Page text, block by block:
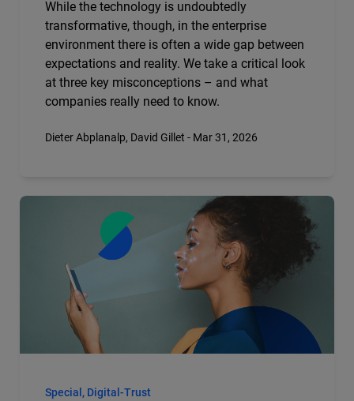
While the technology is undoubtedly
transformative, though, in the enterprise
environment there is often a wide gap between
expectations and reality. We take a critical look
at three key misconceptions – and what
companies really need to know.
Dieter Abplanalp, David Gillet - Mar 31, 2026
Special, Digital-Trust